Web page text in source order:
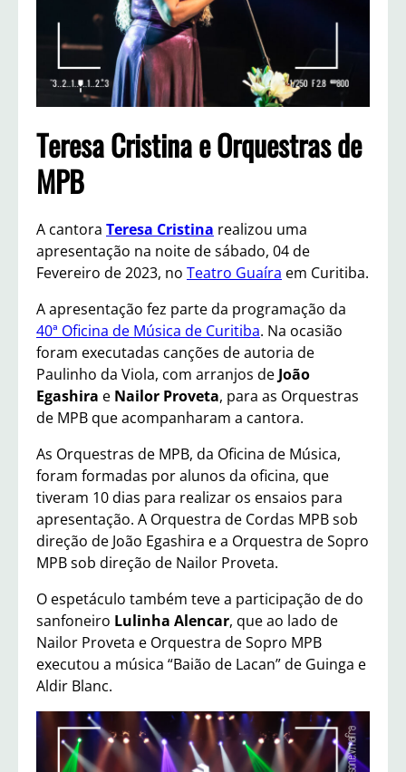
Teresa Cristina e Orquestras de
MPB
A cantora Teresa Cristina realizou uma
apresentação na noite de sábado, 04 de
Fevereiro de 2023, no Teatro Guaíra em Curitiba.
A apresentação fez parte da programação da
40ª Oficina de Música de Curitiba. Na ocasião
foram executadas canções de autoria de
Paulinho da Viola, com arranjos de João
Egashira e Nailor Proveta, para as Orquestras
de MPB que acompanharam a cantora.
As Orquestras de MPB, da Oficina de Música,
foram formadas por alunos da oficina, que
tiveram 10 dias para realizar os ensaios para
apresentação. A Orquestra de Cordas MPB sob
direção de João Egashira e a Orquestra de Sopro
MPB sob direção de Nailor Proveta.
O espetáculo também teve a participação de do
sanfoneiro Lulinha Alencar, que ao lado de
Nailor Proveta e Orquestra de Sopro MPB
executou a música “Baião de Lacan” de Guinga e
Aldir Blanc.